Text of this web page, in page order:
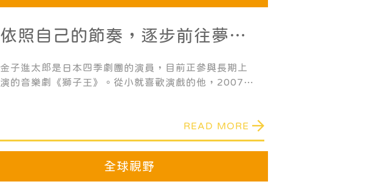
依照自己的節奏，逐步前往夢想
的未來
金子進太郎是日本四季劇團的演員，目前正參與長期上
演的音樂劇《獅子王》。從小就喜歡演戲的他，2007年
READ MORE
全球視野